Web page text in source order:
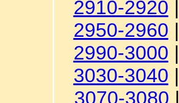
2910-2920 |
2950-2960 |
2990-3000 |
3030-3040 |
3070-3080 |